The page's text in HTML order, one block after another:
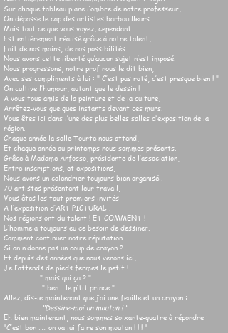
Sur chaque tableau plane l’ombre de notre professeur,
On dépasse le cap des artistes barbouilleurs.
Mais tout ce que vous voyez, cependant
Est entièrement réalisé grâce à notre talent,
Fait de nos mains, de nos possibilités.
Nous avons cette liberté qu’aucun sujet n’est imposé.
Nous progressons, notre prof nous le dit bien,
Avec ses compliments à lui : " C’est pas raté, c’est presque bien ! "
On cultive l’humour, autant que le dessin !
A vous tous amis de la peinture et de la culture,
Arrêtez-vous quelques instants devant ces murs.
Vous êtes ici dans l’une des plus belles salles d’exposition de la
région.
Chaque année la salle Tourte nous attend,
Et chaque année au printemps nous sommes présents.
Grâce à Madame Anfosso, présidente de l’association,
Entre inscriptions, et expositions,
Nous avons un calendrier toujours bien organisé ;
70 artistes présentent leur travail,
Vous êtes les tout premiers invités
A l’exposition d’ART PICTURAL .
Nos régions ont du talent ! ET COMMENT !
L’homme a toujours eu ce besoin de dessiner.
Comment continuer notre réputation
Si on n’donne pas un coup de crayon ?
Et depuis des années que nous venons ici,
Je l’attends de pieds fermes le petit !
" mais qui ça ? "
" ben… le p’tit prince "
Allez, dis-le maintenant que j’ai une feuille et un crayon :
"Dessine-moi un mouton ! "
Eh bien maintenant, nous sommes soixante-quatre à répondre :
"C’est bon ….. on va lui faire son mouton ! ! ! "